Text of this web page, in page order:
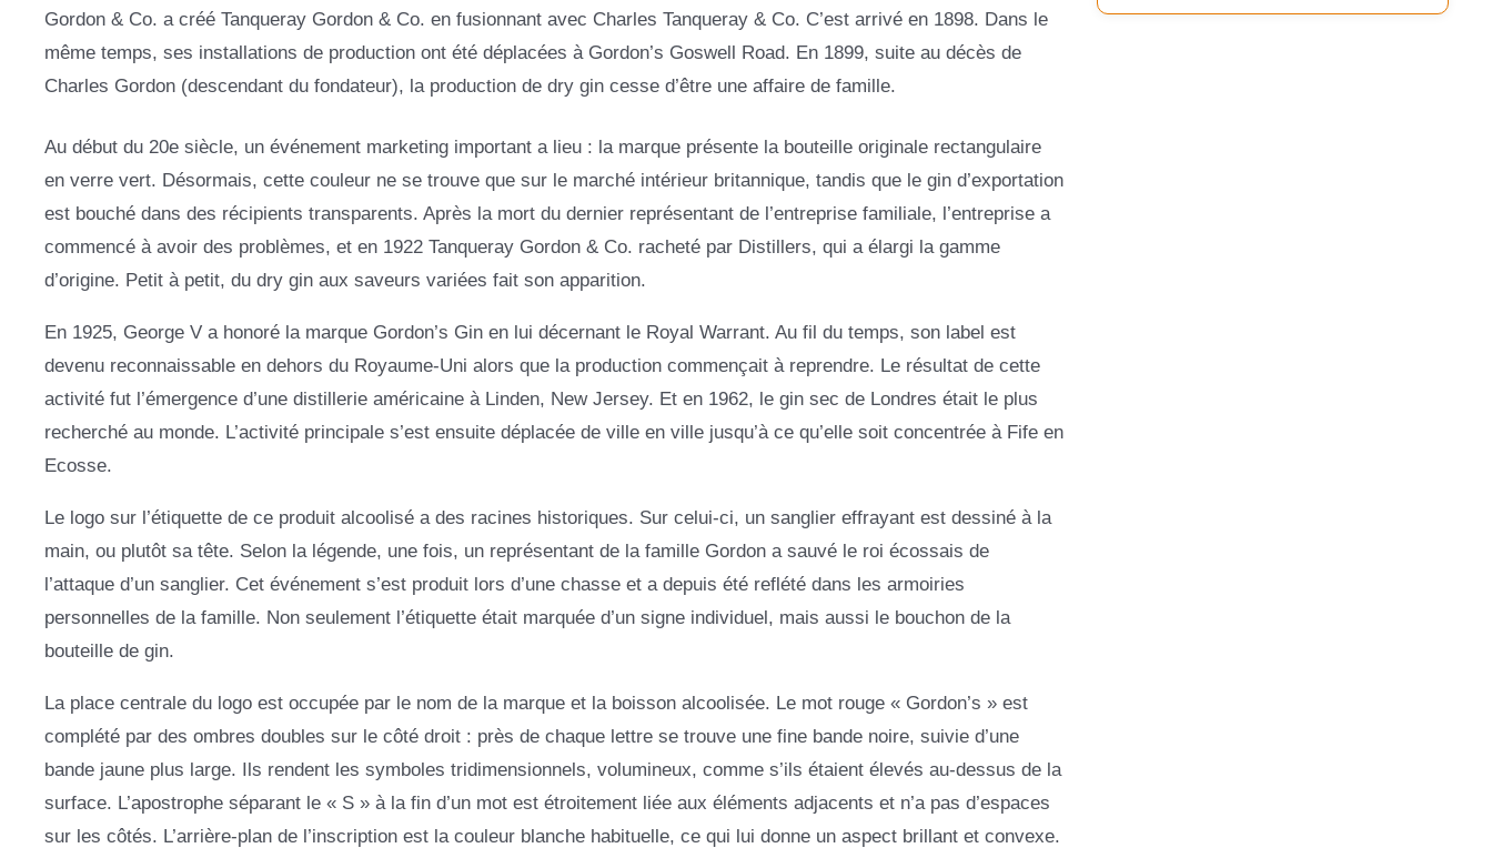
Gordon & Co. a créé Tanqueray Gordon & Co. en fusionnant avec Charles Tanqueray & Co. C’est arrivé en 1898. Dans le
même temps, ses installations de production ont été déplacées à Gordon’s Goswell Road. En 1899, suite au décès de
Charles Gordon (descendant du fondateur), la production de dry gin cesse d’être une affaire de famille.
Au début du 20e siècle, un événement marketing important a lieu : la marque présente la bouteille originale rectangulaire
en verre vert. Désormais, cette couleur ne se trouve que sur le marché intérieur britannique, tandis que le gin d’exportation
est bouché dans des récipients transparents. Après la mort du dernier représentant de l’entreprise familiale, l’entreprise a
commencé à avoir des problèmes, et en 1922 Tanqueray Gordon & Co. racheté par Distillers, qui a élargi la gamme
d’origine. Petit à petit, du dry gin aux saveurs variées fait son apparition.
En 1925, George V a honoré la marque Gordon’s Gin en lui décernant le Royal Warrant. Au fil du temps, son label est
devenu reconnaissable en dehors du Royaume-Uni alors que la production commençait à reprendre. Le résultat de cette
activité fut l’émergence d’une distillerie américaine à Linden, New Jersey. Et en 1962, le gin sec de Londres était le plus
recherché au monde. L’activité principale s’est ensuite déplacée de ville en ville jusqu’à ce qu’elle soit concentrée à Fife en
Ecosse.
Le logo sur l’étiquette de ce produit alcoolisé a des racines historiques. Sur celui-ci, un sanglier effrayant est dessiné à la
main, ou plutôt sa tête. Selon la légende, une fois, un représentant de la famille Gordon a sauvé le roi écossais de
l’attaque d’un sanglier. Cet événement s’est produit lors d’une chasse et a depuis été reflété dans les armoiries
personnelles de la famille. Non seulement l’étiquette était marquée d’un signe individuel, mais aussi le bouchon de la
bouteille de gin.
La place centrale du logo est occupée par le nom de la marque et la boisson alcoolisée. Le mot rouge « Gordon’s » est
complété par des ombres doubles sur le côté droit : près de chaque lettre se trouve une fine bande noire, suivie d’une
bande jaune plus large. Ils rendent les symboles tridimensionnels, volumineux, comme s’ils étaient élevés au-dessus de la
surface. L’apostrophe séparant le « S » à la fin d’un mot est étroitement liée aux éléments adjacents et n’a pas d’espaces
sur les côtés. L’arrière-plan de l’inscription est la couleur blanche habituelle, ce qui lui donne un aspect brillant et convexe.